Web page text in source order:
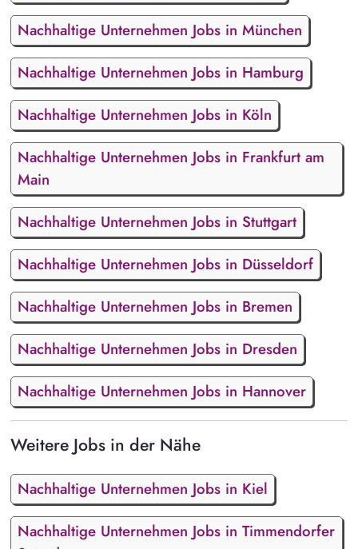
Nachhaltige Unternehmen Jobs in München
Nachhaltige Unternehmen Jobs in Hamburg
Nachhaltige Unternehmen Jobs in Köln
Nachhaltige Unternehmen Jobs in Frankfurt am
Main
Nachhaltige Unternehmen Jobs in Stuttgart
Nachhaltige Unternehmen Jobs in Düsseldorf
Nachhaltige Unternehmen Jobs in Bremen
Nachhaltige Unternehmen Jobs in Dresden
Nachhaltige Unternehmen Jobs in Hannover
Weitere Jobs in der Nähe
Nachhaltige Unternehmen Jobs in Kiel
Nachhaltige Unternehmen Jobs in Timmendorfer